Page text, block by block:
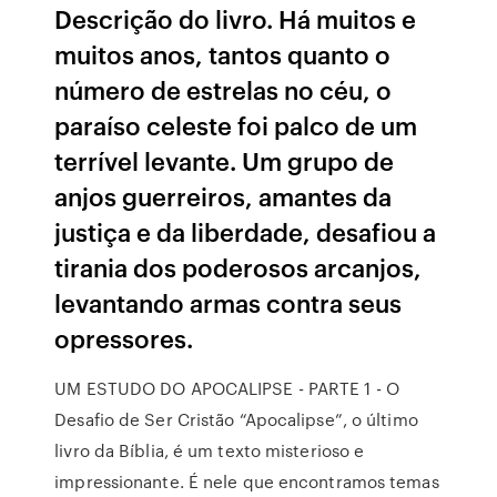
Descrição do livro. Há muitos e
muitos anos, tantos quanto o
número de estrelas no céu, o
paraíso celeste foi palco de um
terrível levante. Um grupo de
anjos guerreiros, amantes da
justiça e da liberdade, desafiou a
tirania dos poderosos arcanjos,
levantando armas contra seus
opressores.
UM ESTUDO DO APOCALIPSE - PARTE 1 - O
Desafio de Ser Cristão “Apocalipse”, o último
livro da Bíblia, é um texto misterioso e
impressionante. É nele que encontramos temas